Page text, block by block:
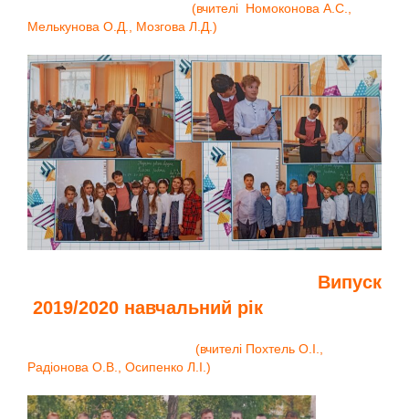
(вчителі Номоконова А.С.,
Мелькунова О.Д., Мозгова Л.Д.)
Випуск
2019/2020 навчальний рік
(вчителі Похтель О.І.,
Радіонова О.В., Осипенко Л.І.)